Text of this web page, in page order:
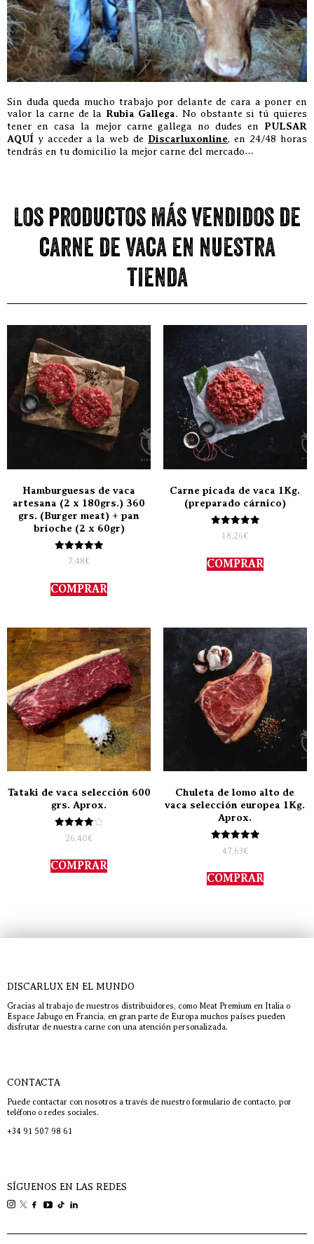
Sin duda queda mucho trabajo por delante de cara a poner en
valor la carne de la Rubia Gallega. No obstante si tú quieres
tener en casa la mejor carne gallega no dudes en PULSAR
AQUÍ y acceder a la web de Discarluxonline, en 24/48 horas
tendrás en tu domicilio la mejor carne del mercado…
Los productos más vendidos de
carne de vaca en nuestra
tienda
Hamburguesas de vaca
artesana (2 x 180grs.) 360
grs. (Burger meat) + pan
brioche (2 x 60gr)
Valorado
con
de 5
7,48€
COMPRAR
Carne picada de vaca 1Kg.
(preparado cárnico)
Valorado
con
de 5
18,26€
COMPRAR
Tataki de vaca selección 600
grs. Aprox.
Valorado
con
de 5
26,40€
COMPRAR
Chuleta de lomo alto de
vaca selección europea 1Kg.
Aprox.
Valorado
con
de 5
47,63€
COMPRAR
DISCARLUX EN EL MUNDO
Gracias al trabajo de nuestros distribuidores, como Meat Premium en Italia o
Espace Jabugo en Francia, en gran parte de Europa muchos países pueden
disfrutar de nuestra carne con una atención personalizada.
CONTACTA
Puede contactar con nosotros a través de nuestro formulario de contacto, por
teléfono o redes sociales.
+34 91 507 98 61
SÍGUENOS EN LAS REDES